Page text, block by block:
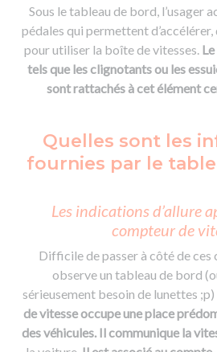
Sous le tableau de bord, l’usager
pédales qui permettent
pour utiliser la boîte de vitesses.
tels que les clignotants ou les
sont rattachés à cet élément
Quelles sont les
fournies par le
Les indications d’allure
compteur de
Difficile de passer à côté de ces
observe un tableau de bord
sérieusement besoin de lunettes
de vitesse occupe une place
des véhicules. Il communique la